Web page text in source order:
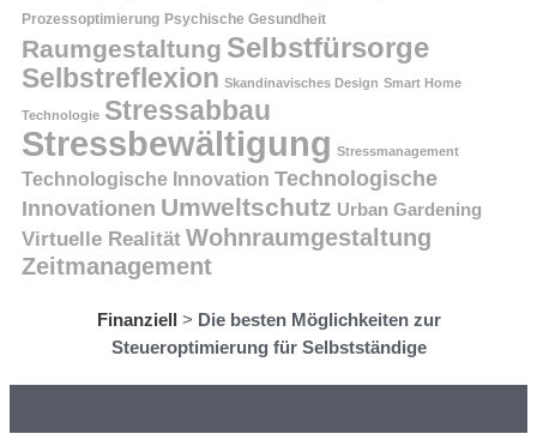
Prozessoptimierung Psychische Gesundheit
Raumgestaltung Selbstfürsorge
Selbstreflexion Skandinavisches Design Smart Home
Technologie Stressabbau
Stressbewältigung Stressmanagement
Technologische Innovation Technologische
Innovationen Umweltschutz Urban Gardening
Virtuelle Realität Wohnraumgestaltung
Zeitmanagement
Finanziell > Die besten Möglichkeiten zur
Steueroptimierung für Selbstständige